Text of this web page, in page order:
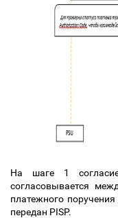
На шаге 1
согласовывается
платежного
передан PISP.